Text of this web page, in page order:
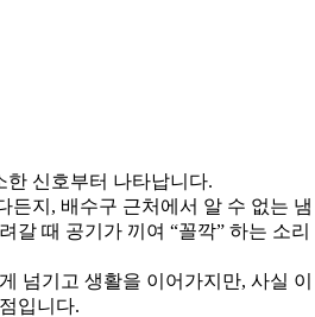
신호부터 나타납니다.
든지, 배수구 근처에서 알 수 없는 냄
갈 때 공기가 끼여 “꼴깍” 하는 소리
넘기고 생활을 이어가지만, 사실 이
입니다.